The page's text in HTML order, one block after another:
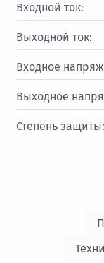
Входной ток:
Выходной ток:
Входное
Выходное
Степень защиты: